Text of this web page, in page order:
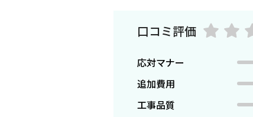
口コミ評価
応対マナー
追加費用
工事品質